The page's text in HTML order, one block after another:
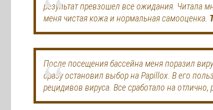
результат превзошел все ожидания. Читала
меня чистая кожа и нормальная самооценка.
После посещения бассейна меня поразил
сразу остановил выбор на Papillox. В его
рецидивов вируса. Все сработало на отлично,